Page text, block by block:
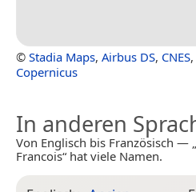
© Stadia Maps, Airbus DS, CNES,
Copernicus
In anderen
Von Englisch bis Französisch —
Francois“ hat viele Namen.